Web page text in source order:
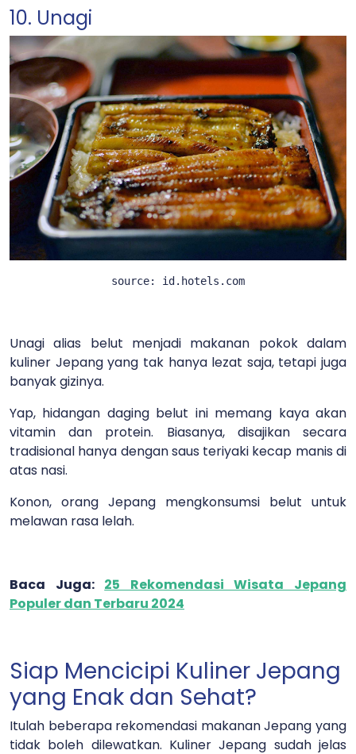
10. Unagi
source: id.hotels.com
Unagi alias belut menjadi makanan pokok dalam
kuliner Jepang yang tak hanya lezat saja, tetapi juga
banyak gizinya.
Yap, hidangan daging belut ini memang kaya akan
vitamin dan protein. Biasanya, disajikan secara
tradisional hanya dengan saus teriyaki kecap manis di
atas nasi.
Konon, orang Jepang mengkonsumsi belut untuk
melawan rasa lelah.
Baca Juga: 25 Rekomendasi Wisata Jepang
Populer dan Terbaru 2024
Siap Mencicipi Kuliner Jepang
yang Enak dan Sehat?
Itulah beberapa rekomendasi makanan Jepang yang
tidak boleh dilewatkan. Kuliner Jepang sudah jelas